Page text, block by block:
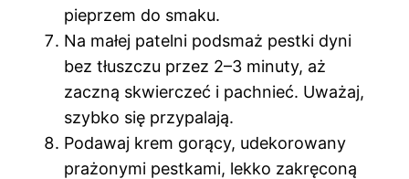
pieprzem do smaku.
Na małej patelni podsmaż pestki dyni
bez tłuszczu przez 2–3 minuty, aż
zaczną skwierczeć i pachnieć. Uważaj,
szybko się przypalają.
Podawaj krem gorący, udekorowany
prażonymi pestkami, lekko zakręconą